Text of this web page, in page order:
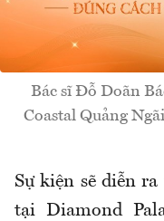
Bác sĩ Đỗ Doãn
Coastal Quảng
Sự kiện sẽ diễn
tại Diamond